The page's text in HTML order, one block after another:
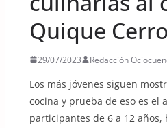
Quique Cerro
29/07/2023 Redacción
Los más jóvenes siguen
cocina y prueba de eso es el
participantes de 6 a 12 años,